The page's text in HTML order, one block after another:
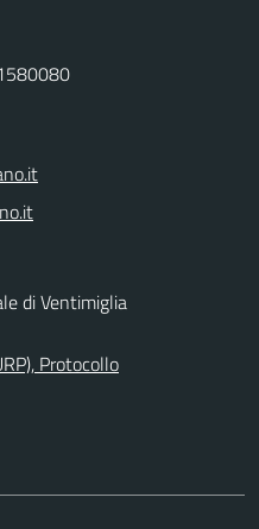
di Ventimiglia
Protocollo